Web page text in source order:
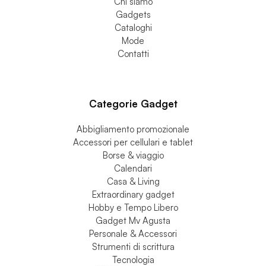
Home
Chi siamo
Gadgets
Cataloghi
Categorie Gadget
Abbigliamento promozionale
Accessori per cellulari e tablet
Borse & viaggio
Calendari
Casa & Living
Extraordinary gadget
Hobby e Tempo Libero
Gadget Mv Agusta
Personale & Accessori